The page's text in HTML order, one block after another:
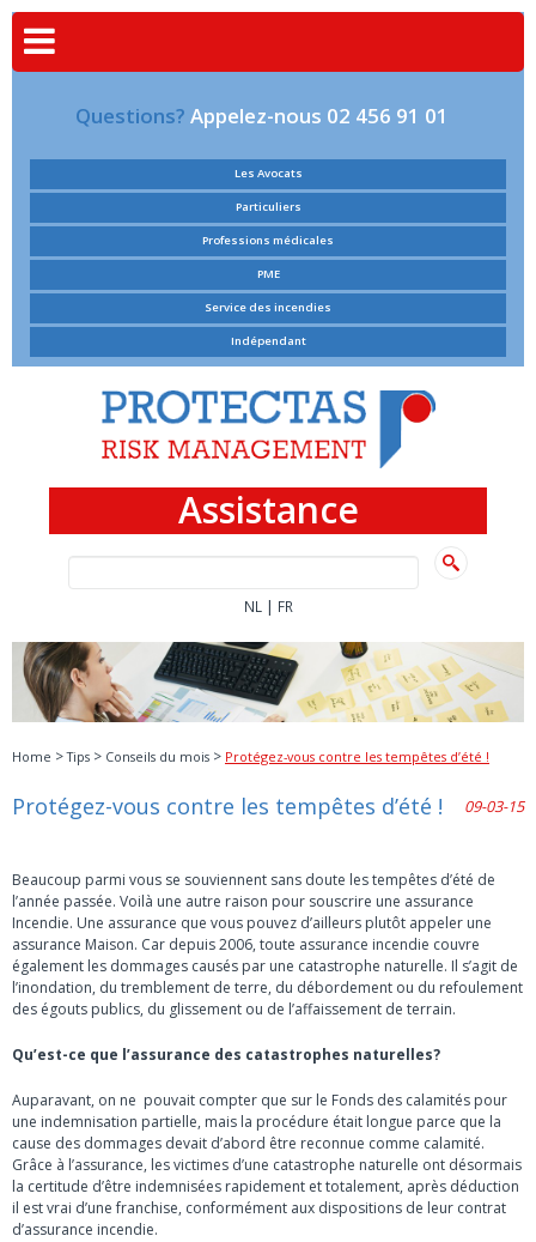
Questions? Appelez-nous 02 456 91 01
Les Avocats
Particuliers
Professions médicales
PME
Service des incendies
Indépendant
Assistance
NL | FR
Home >Tips > Conseils du mois > Protégez-vous contre les tempêtes d’été !
Protégez-vous contre les tempêtes d’été ! 09-03-15
Beaucoup parmi vous se souviennent sans doute les tempêtes d’été de
l’année passée. Voilà une autre raison pour souscrire une assurance
Incendie. Une assurance que vous pouvez d’ailleurs plutôt appeler une
assurance Maison. Car depuis 2006, toute assurance incendie couvre
également les dommages causés par une catastrophe naturelle. Il s’agit de
l’inondation, du tremblement de terre, du débordement ou du refoulement
des égouts publics, du glissement ou de l’affaissement de terrain.
Qu’est-ce que l’assurance des catastrophes naturelles?
Auparavant, on ne pouvait compter que sur le Fonds des calamités pour
une indemnisation partielle, mais la procédure était longue parce que la
cause des dommages devait d’abord être reconnue comme calamité.
Grâce à l’assurance, les victimes d’une catastrophe naturelle ont désormais
la certitude d’être indemnisées rapidement et totalement, après déduction
il est vrai d’une franchise, conformément aux dispositions de leur contrat
d’assurance incendie.